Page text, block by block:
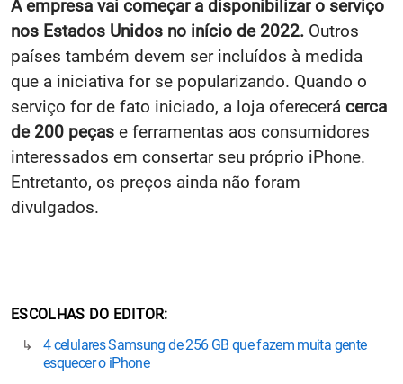
A empresa vai começar a disponibilizar o serviço
nos Estados Unidos no início de 2022. Outros
países também devem ser incluídos à medida
que a iniciativa for se popularizando. Quando o
serviço for de fato iniciado, a loja oferecerá cerca
de 200 peças e ferramentas aos consumidores
interessados em consertar seu próprio iPhone.
Entretanto, os preços ainda não foram
divulgados.
ESCOLHAS DO EDITOR
4 celulares Samsung de 256 GB que fazem muita gente
esquecer o iPhone